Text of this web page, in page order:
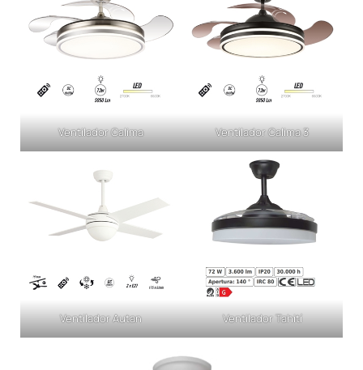
Ventilador Calima Ventilador Calima 3
Ventilador Autan Ventilador Tahití